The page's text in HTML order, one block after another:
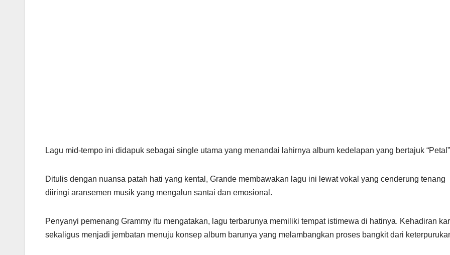
Lagu mid-tempo ini didapuk sebagai single utama yang menandai lahirnya album kedelapan yang bertajuk
Ditulis dengan nuansa patah hati yang kental, Grande membawakan lagu ini lewat vokal yang cenderung tenang
diiringi aransemen musik yang mengalun santai dan emosional.
Penyanyi pemenang Grammy itu mengatakan, lagu terbarunya memiliki tempat istimewa di hatinya. Kehadiran
sekaligus menjadi jembatan menuju konsep album barunya yang melambangkan proses bangkit dari